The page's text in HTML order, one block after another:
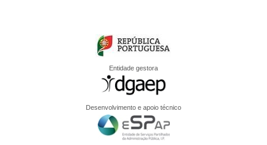
Entidade gestora
Desenvolvimento e apoio técnico